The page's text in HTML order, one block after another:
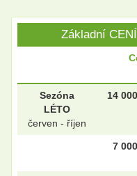
Základní
Sezóna
LÉTO
červen - říjen
14
7